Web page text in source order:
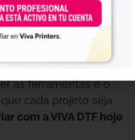
precisa para começar
profissional experiente
começando agora,
as ferramentas e o
cada projeto seja
com a VIVA DTF hoje